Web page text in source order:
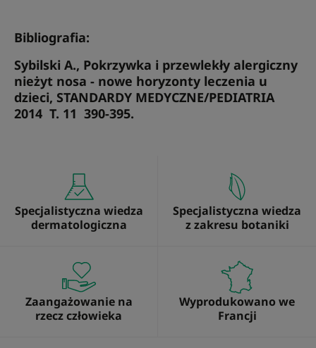
Bibliografia:
Sybilski A., Pokrzywka i przewlekły alergiczny
nieżyt nosa - nowe horyzonty leczenia u
dzieci, STANDARDY MEDYCZNE/PEDIATRIA
2014 T. 11 390-395.
Specjalistyczna wiedza
dermatologiczna
Specjalistyczna wiedza
z zakresu botaniki
Zaangażowanie na
rzecz człowieka
Wyprodukowano we
Francji